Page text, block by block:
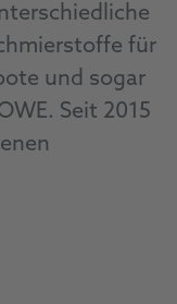
für
und sogar
Seit 2015